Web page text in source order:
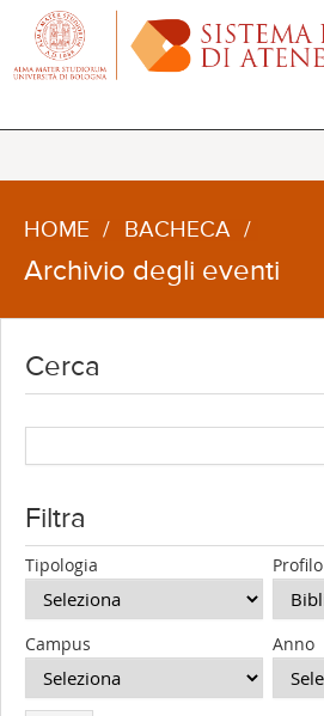
HOME / BACHECA /
Archivio degli eventi
Cerca
Filtra
Tipologia Profilo
Campus Anno